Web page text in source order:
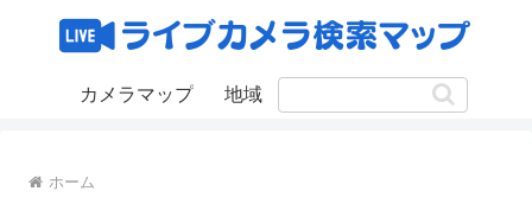
カメラマップ 地域
ホーム